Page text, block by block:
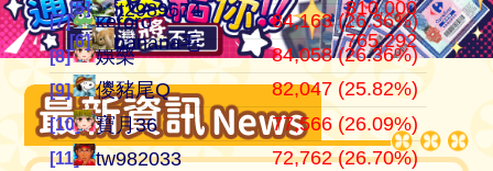
瀏覽器(HTML5 遊戲)，免下載，免安裝，
現在立即點擊馬上玩😊❤️💕😘
[7] i918472090 15,613,816
[8] 青陽子 11,206,995
[9] ONTARIO歐巴桑 11,204,501
[10] it2967408 9,816,324
[11] i757724391 9,643,381
[7] keroro 84,163 (26.36%)
[8] 娛樂 84,058 (26.36%)
[9] 儍豬尾Q 82,047 (25.82%)
[10] 寶月36 77,566 (26.09%)
[11] tw982033 72,762 (26.70%)
[7] 儍豬尾Q 317,798
[8] 不能胡我ㄉ 309,235
[9] 江湖風雲 297,533
[10] 寶月36 297,272
[11] itw271727 285,467
[5] it2989674 810,000
[6] banana毛 765,292